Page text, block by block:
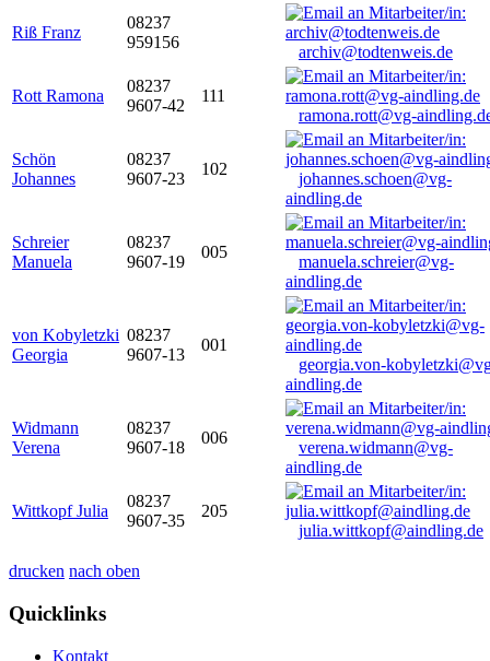
Riß Franz
08237
959156
archiv@todtenweis.de
Rott Ramona
08237
9607-42
111
ramona.rott@vg-
Schön
Johannes
08237
9607-23
102
johannes.schoen@vg-
aindling.de
Schreier
Manuela
08237
9607-19
005
manuela.schreier@vg-
aindling.de
von Kobyletzki
Georgia
08237
9607-13
001
georgia.von-
aindling.de
Widmann
Verena
08237
9607-18
006
verena.widmann@vg-
aindling.de
Wittkopf Julia
08237
9607-35
205
julia.wittkopf@aindling.de
drucken nach oben
Quicklinks
Kontakt